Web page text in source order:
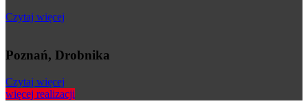
Czytaj więcej
Poznań, Drobnika
Czytaj więcej
więcej realizacji